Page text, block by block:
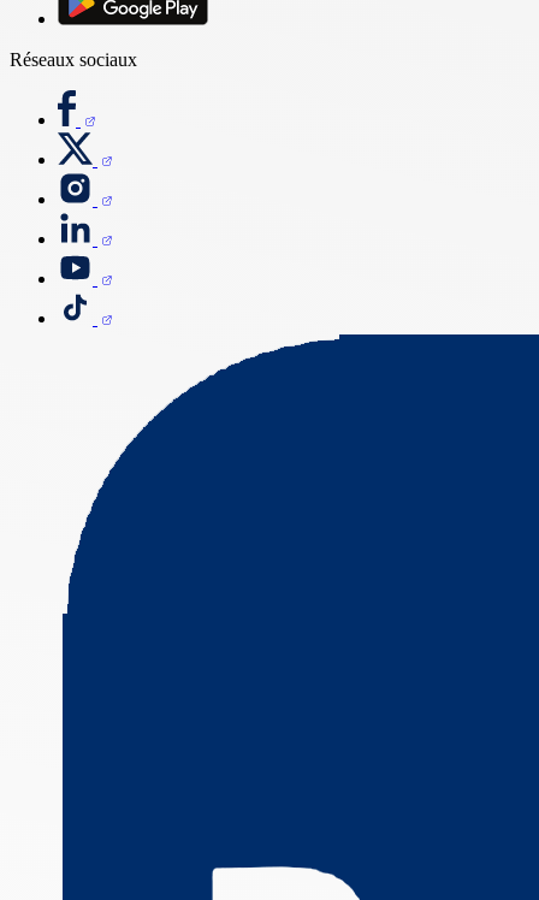
Réseaux sociaux